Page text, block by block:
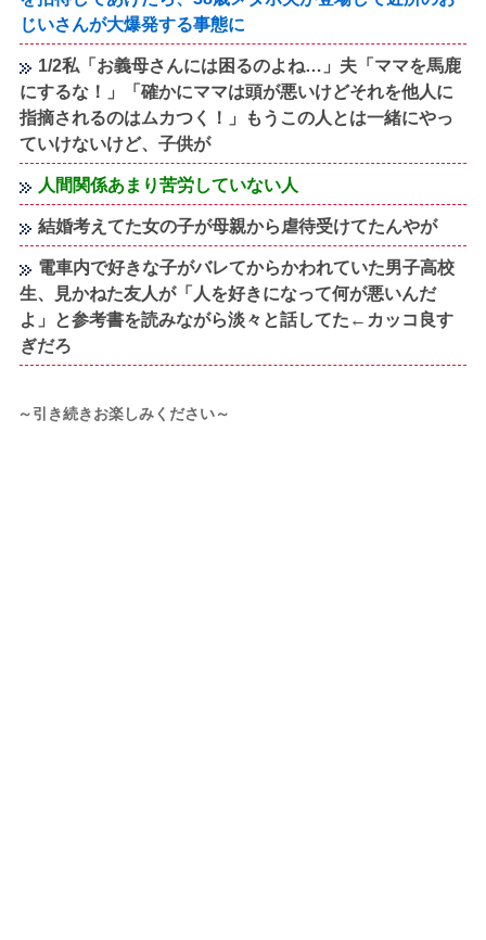
じいさんが大爆発する事態に
1/2私「お義母さんには困るのよね…」夫「ママを馬鹿
にするな！」「確かにママは頭が悪いけどそれを他人に
指摘されるのはムカつく！」もうこの人とは一緒にやっ
ていけないけど、子供が
人間関係あまり苦労していない人
結婚考えてた女の子が母親から虐待受けてたんやが
電車内で好きな子がバレてからかわれていた男子高校
生、見かねた友人が「人を好きになって何が悪いんだ
よ」と参考書を読みながら淡々と話してた←カッコ良す
ぎだろ
～引き続きお楽しみください～